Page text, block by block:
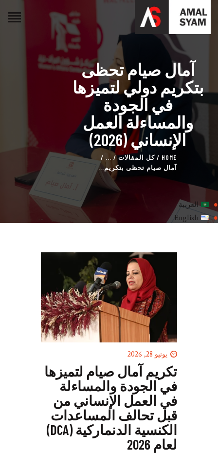
آمال صيام تحظى
بتكريم دولي لتميزها
في الجودة
والمساءلة العمل
الإنساني (2026)
HOME كل المقالات
...
آمال صيام تحظى بتكريم...
العربية
English
HOME
ABOUT AMAL
AWARDS & RECOGNITION
ON MEDIA
CONTACTS
يونيو 28, 2026
تكريم آمال صيام لتميزها
في الجودة والمساءلة
في العمل الإنساني من
قبل تحالف المساعدات
الكنسية الدنماركية (DCA)
لعام 2026